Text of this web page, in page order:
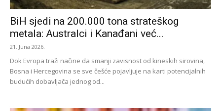
BiH sjedi na 200.000 tona strateškog
metala: Australci i Kanađani već...
21. Juna 2026.
Dok Evropa traži načine da smanji zavisnost od kineskih sirovina,
Bosna i Hercegovina se sve češće pojavljuje na karti potencijalnih
budućih dobavljača jednog od...